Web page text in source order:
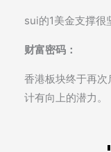
sui的1美金支撑很
财富密码：
香港板块终于再
计有向上的潜力。